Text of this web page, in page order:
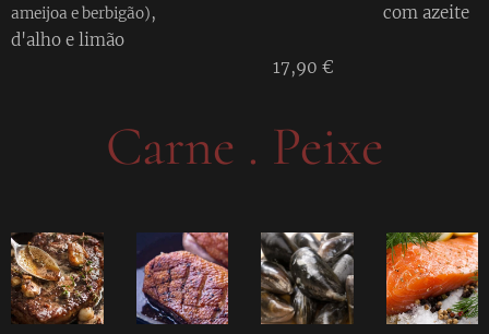
ameijoa e berbigão), com azeite
d'alho e limão
17,90 €
Carne . Peixe